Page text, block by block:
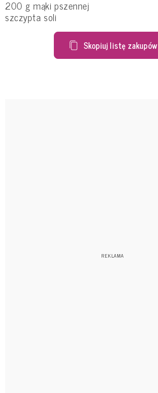
200 g mąki pszennej
szczypta soli
Skopiuj listę zakupów